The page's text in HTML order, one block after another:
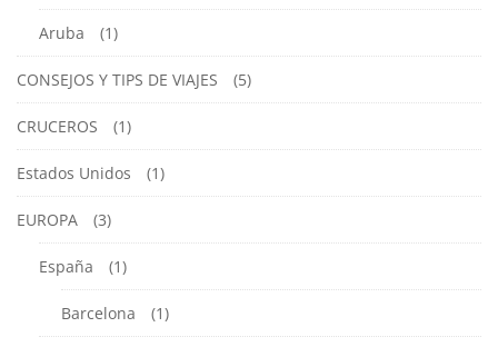
Aruba (1)
CONSEJOS Y TIPS DE VIAJES (5)
CRUCEROS (1)
Estados Unidos (1)
EUROPA (3)
España (1)
Barcelona (1)